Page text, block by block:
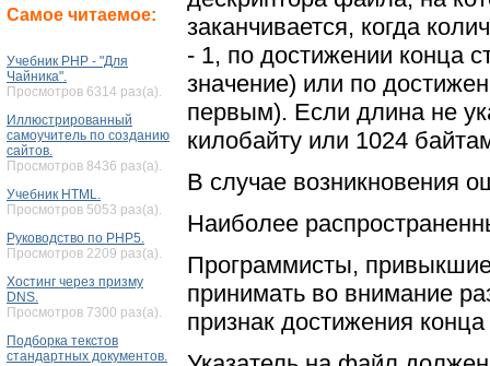
Самое читаемое:
Учебник PHP - "Для
Чайника".
Просмотров 6314 раз(а).
Иллюстрированный
самоучитель по созданию
сайтов.
Просмотров 8436 раз(а).
Учебник HTML.
Просмотров 5053 раз(а).
Руководство по PHP5.
Просмотров 2209 раз(а).
Хостинг через призму
DNS.
Просмотров 7300 раз(а).
Подборка текстов
стандартных документов.
заканчивается, когда
- 1, по достижении конца
значение) или по
первым). Если длина не
килобайту или 1024
В случае возникновения
Наиболее
Программисты,
принимать во внимание
признак достижения